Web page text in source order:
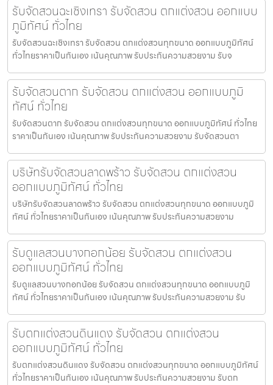
รับจัดสวนฉะเชิงเทรา รับจัดสวน ตกแต่งสวน ออกแบบ
ภูมิทัศน์ ทั่วไทย
รับจัดสวนฉะเชิงเทรา รับจัดสวน ตกแต่งสวนทุกขนาด ออกแบบภูมิทัศน์
ทั่วไทยราคาเป็นกันเอง เน้นคุณภาพ รับประกันความสวยงาม รับจ
รับจัดสวนตาก รับจัดสวน ตกแต่งสวน ออกแบบภูมิ
ทัศน์ ทั่วไทย
รับจัดสวนตาก รับจัดสวน ตกแต่งสวนทุกขนาด ออกแบบภูมิทัศน์ ทั่วไทย
ราคาเป็นกันเอง เน้นคุณภาพ รับประกันความสวยงาม รับจัดสวนตา
บริษัทรับจัดสวนลาดพร้าว รับจัดสวน ตกแต่งสวน
ออกแบบภูมิทัศน์ ทั่วไทย
บริษัทรับจัดสวนลาดพร้าว รับจัดสวน ตกแต่งสวนทุกขนาด ออกแบบภูมิ
ทัศน์ ทั่วไทยราคาเป็นกันเอง เน้นคุณภาพ รับประกันความสวยงาม
รับดูแลสวนบางกอกน้อย รับจัดสวน ตกแต่งสวน
ออกแบบภูมิทัศน์ ทั่วไทย
รับดูแลสวนบางกอกน้อย รับจัดสวน ตกแต่งสวนทุกขนาด ออกแบบภูมิ
ทัศน์ ทั่วไทยราคาเป็นกันเอง เน้นคุณภาพ รับประกันความสวยงาม รับ
รับตกแต่งสวนดินแดง รับจัดสวน ตกแต่งสวน
ออกแบบภูมิทัศน์ ทั่วไทย
รับตกแต่งสวนดินแดง รับจัดสวน ตกแต่งสวนทุกขนาด ออกแบบภูมิทัศน์
ทั่วไทยราคาเป็นกันเอง เน้นคุณภาพ รับประกันความสวยงาม รับตก